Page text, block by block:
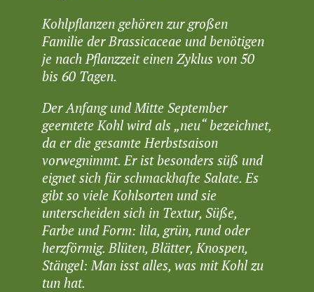
Kohlpflanzen gehören zur großen
Familie der Brassicaceae und benötigen
je nach Pflanzzeit einen Zyklus von 50
bis 60 Tagen.
Der Anfang und Mitte September
geerntete Kohl wird als „neu“ bezeichnet,
da er die gesamte Herbstsaison
vorwegnimmt. Er ist besonders süß und
eignet sich für schmackhafte Salate. Es
gibt so viele Kohlsorten und sie
unterscheiden sich in Textur, Süße,
Farbe und Form: lila, grün, rund oder
herzförmig. Blüten, Blätter, Knospen,
Stängel: Man isst alles, was mit Kohl zu
tun hat.